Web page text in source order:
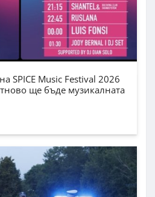
SPICE Music Festival 2026
ще бъде музикалната